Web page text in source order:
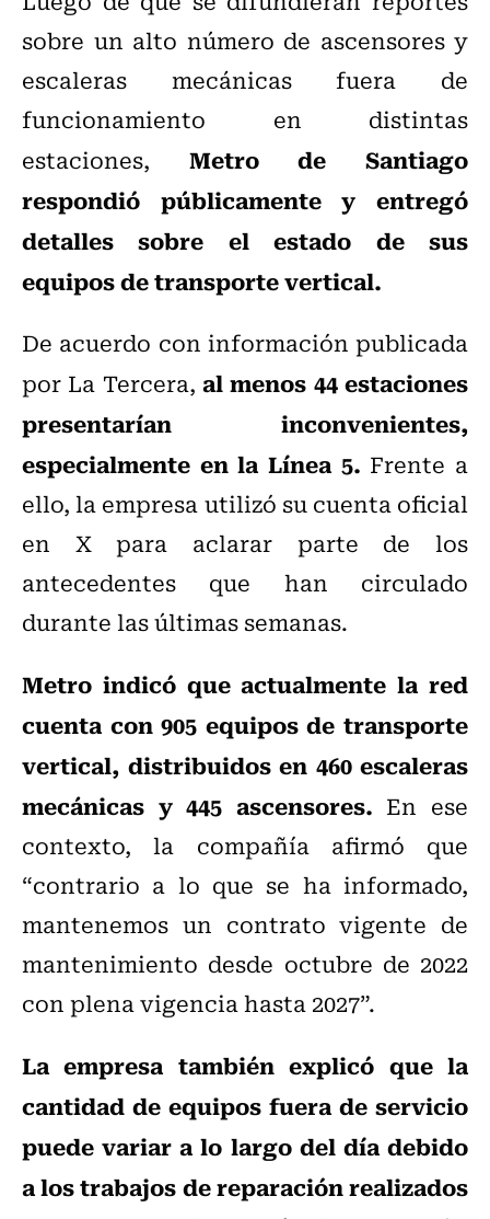
sobre un alto número de ascensores y
escaleras mecánicas fuera de
funcionamiento en distintas
estaciones, Metro de Santiago
respondió públicamente y entregó
detalles sobre el estado de sus
equipos de transporte vertical.
De acuerdo con información publicada
por La Tercera, al menos 44 estaciones
presentarían inconvenientes,
especialmente en la Línea 5. Frente a
ello, la empresa utilizó su cuenta oficial
en X para aclarar parte de los
antecedentes que han circulado
durante las últimas semanas.
Metro indicó que actualmente la red
cuenta con 905 equipos de transporte
vertical, distribuidos en 460 escaleras
mecánicas y 445 ascensores. En ese
contexto, la compañía afirmó que
“contrario a lo que se ha informado,
mantenemos un contrato vigente de
mantenimiento desde octubre de 2022
con plena vigencia hasta 2027”.
La empresa también explicó que la
cantidad de equipos fuera de servicio
puede variar a lo largo del día debido
a los trabajos de reparación realizados